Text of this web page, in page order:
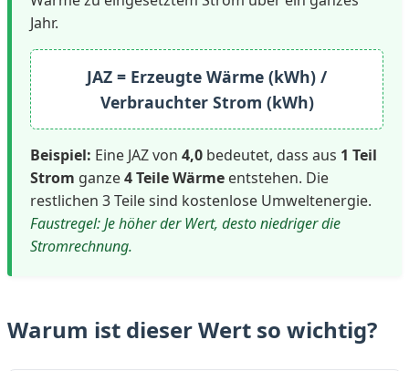
Jahr.
JAZ = Erzeugte Wärme (kWh) /
Verbrauchter Strom (kWh)
Beispiel: Eine JAZ von 4,0 bedeutet, dass aus 1 Teil
Strom ganze4 Teile Wärme entstehen. Die
restlichen 3 Teile sind kostenlose Umweltenergie.
Faustregel: Je höher der Wert, desto niedriger die
Stromrechnung.
Warum ist dieser Wert so wichtig?